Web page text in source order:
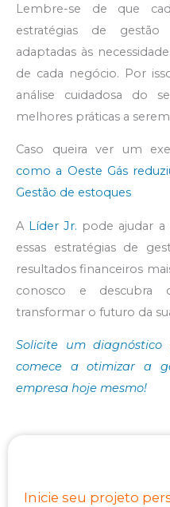
Lembre-se de que
estratégias de
adaptadas às
de cada negócio. Por
análise cuidadosa do
melhores práticas a
Caso queira ver um
como a Oeste Gás
Gestão de estoques
A Líder Jr. pode ajudar
essas estratégias de
resultados financeiros
conosco e descubra
transformar o futuro da
Solicite um
comece a otimizar a
empresa hoje mesmo!
Inicie seu projeto